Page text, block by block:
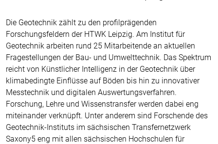
Die Geotechnik zählt zu den profilprägenden
Forschungsfeldern der HTWK Leipzig. Am Institut für
Geotechnik arbeiten rund 25 Mitarbeitende an aktuellen
Fragestellungen der Bau- und Umwelttechnik. Das Spektrum
reicht von Künstlicher Intelligenz in der Geotechnik über
klimabedingte Einflüsse auf Böden bis hin zu innovativer
Messtechnik und digitalen Auswertungsverfahren.
Forschung, Lehre und Wissenstransfer werden dabei eng
miteinander verknüpft. Unter anderem sind Forschende des
Geotechnik-Instituts im sächsischen Transfernetzwerk
Saxony5 eng mit allen sächsischen Hochschulen für